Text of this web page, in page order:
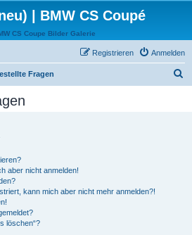
| BMW CS Coupé
CS Coupe Bilder Galerie
Anmelden
Registrieren
Fragen
aber nicht anmelden!
kann mich aber nicht mehr anmelden?!
löschen“?